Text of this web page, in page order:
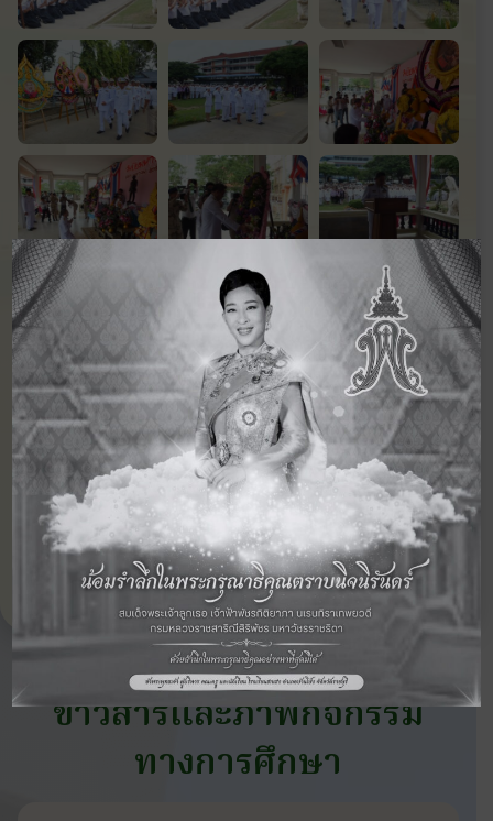
‹ กิจกรรม
ก่อนหน้า
ดูภาพกิจกรรม
อื่นๆ ในปี 2557
กิจกรรม
ถัดไป ›
ข่าวสารและภาพกิจกรรม
ทางการศึกษา